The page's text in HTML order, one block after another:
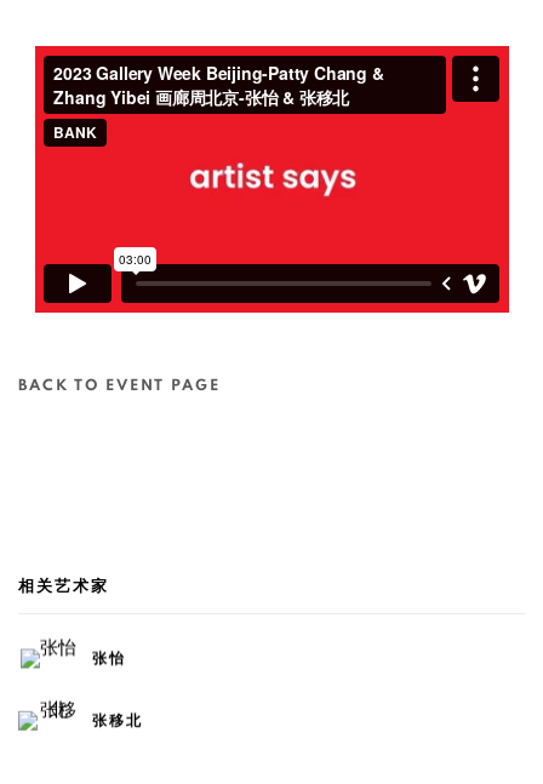
BACK TO EVENT PAGE
相关艺术家
张怡
张移北